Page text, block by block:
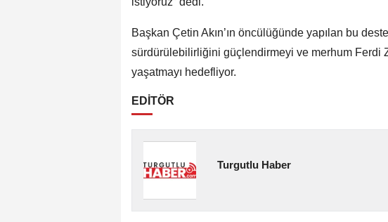
Başkan Çetin Akın’ın öncülüğünde yapılan bu
sürdürülebilirliğini güçlendirmeyi ve merhum Ferdi
yaşatmayı hedefliyor.
EDİTÖR
Turgutlu Haber